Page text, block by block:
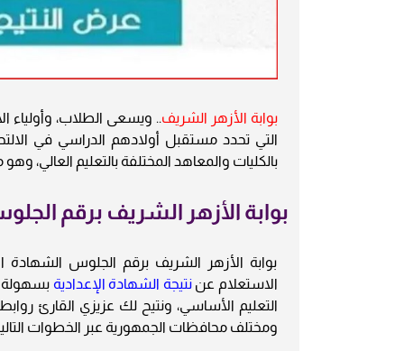
بوابة الأزهر الشريف.. ويسعى الطلاب، وأولياء
التي تحدد مستقبل أولادهم الدراسي في
بالكليات والمعاهد المختلفة بالتعليم العالي،
بوابة الأزهر الشريف برقم الجلوس
بوابة الأزهر الشريف برقم الجلوس الشهادة
الاستعلام عننتيجة الشهادة الإعدادية بسهولة
التعليم الأساسي، ونتيح لك عزيزي القارئ
ومختلف محافظات الجمهورية عبر الخطوات